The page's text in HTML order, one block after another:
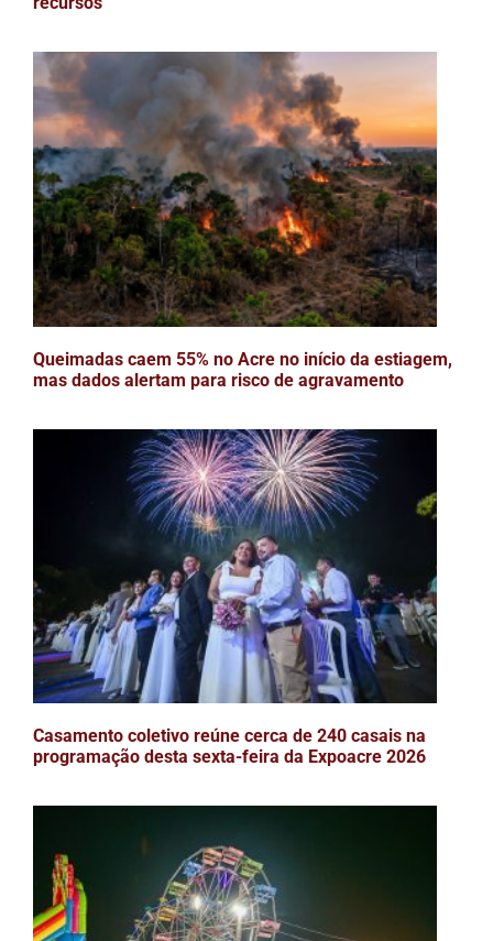
Queimadas caem 55% no Acre no início da estiagem,
mas dados alertam para risco de agravamento
Casamento coletivo reúne cerca de 240 casais na
programação desta sexta-feira da Expoacre 2026